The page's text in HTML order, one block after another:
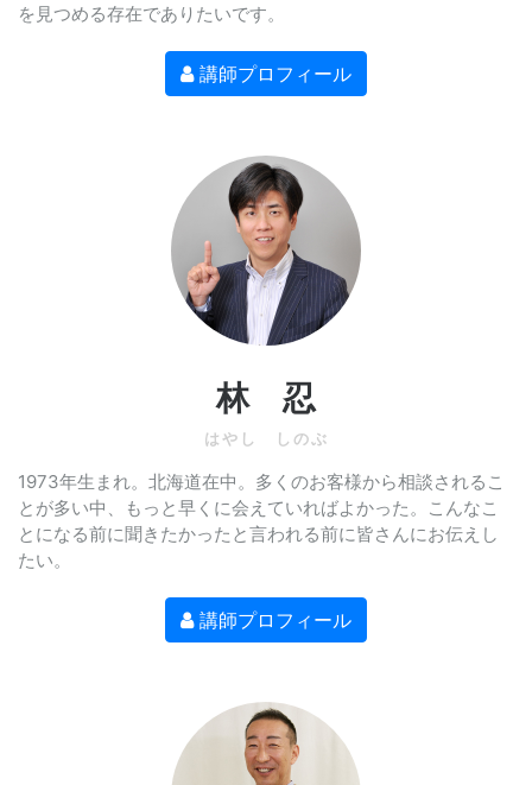
を見つめる存在でありたいです。
講師プロフィール
林 忍
はやし しのぶ
1973年生まれ。北海道在中。多くのお客様から相談されるこ
とが多い中、もっと早くに会えていればよかった。こんなこ
とになる前に聞きたかったと言われる前に皆さんにお伝えし
たい。
講師プロフィール